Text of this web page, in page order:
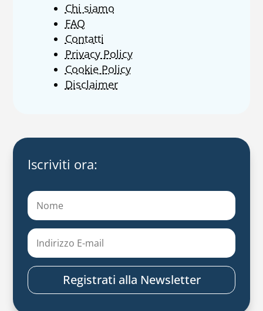
Chi siamo
FAQ
Contatti
Privacy Policy
Cookie Policy
Disclaimer
Iscriviti ora:
Registrati alla Newsletter